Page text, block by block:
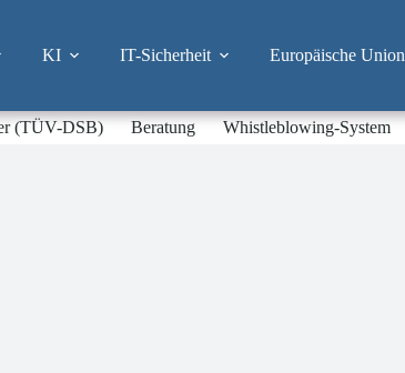
KI IT-Sicherheit Europäische Union
(TÜV-DSB) Beratung Whistleblowing-System